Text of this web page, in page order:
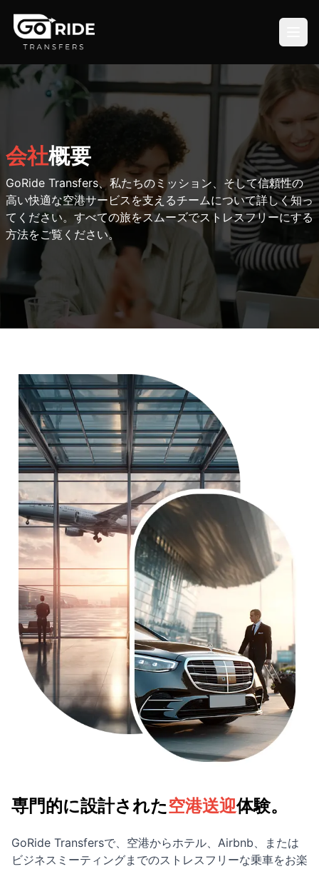
会社概要
GoRide Transfers、私たちのミッション、そして信頼性の
高い快適な空港サービスを支えるチームについて詳しく知っ
てください。すべての旅をスムーズでストレスフリーにする
方法をご覧ください。
専門的に設計された空港送迎体験。
GoRide Transfersで、空港からホテル、Airbnb、または
ビジネスミーティングまでのストレスフリーな乗車をお楽